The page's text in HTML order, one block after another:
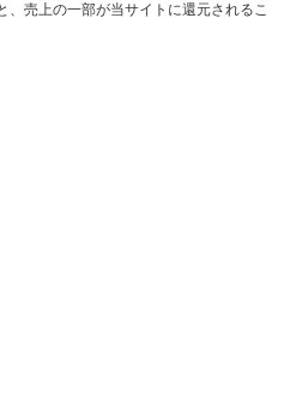
、売上の一部が当サイトに還元されるこ